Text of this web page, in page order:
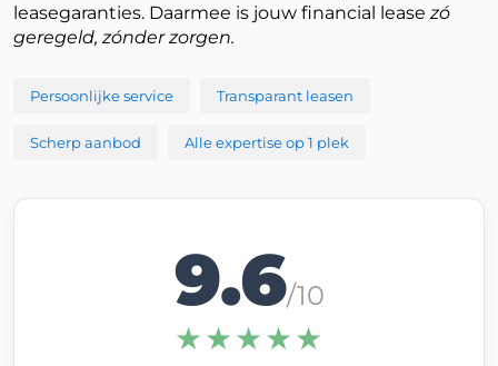
leasegaranties. Daarmee is jouw financial lease zó
geregeld, zónder zorgen.
Persoonlijke service Transparant leasen
Scherp aanbod Alle expertise op 1 plek
9.6/10
★★★★★